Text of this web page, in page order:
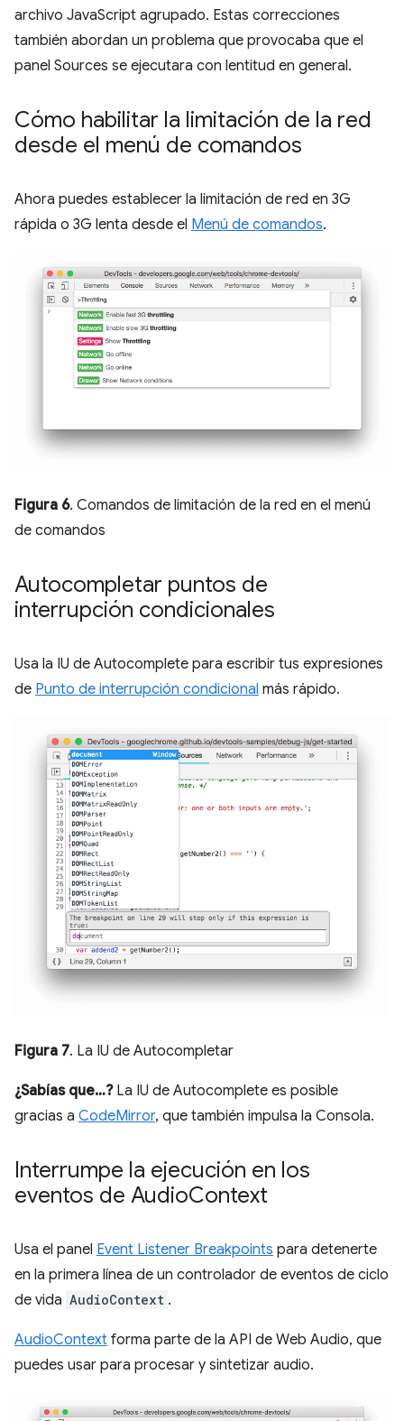
archivo JavaScript agrupado. Estas correcciones
también abordan un problema que provocaba que el
panel Sources se ejecutara con lentitud en general.
Cómo habilitar la limitación de la red
desde el menú de comandos
Ahora puedes establecer la limitación de red en 3G
rápida o 3G lenta desde el Menú de comandos.
Figura 6. Comandos de limitación de la red en el menú
de comandos
Autocompletar puntos de
interrupción condicionales
Usa la IU de Autocomplete para escribir tus expresiones
de Punto de interrupción condicional más rápido.
Figura 7. La IU de Autocompletar
¿Sabías que…?La IU de Autocomplete es posible
gracias a CodeMirror, que también impulsa la Consola.
Interrumpe la ejecución en los
eventos de AudioContext
Usa el panel Event Listener Breakpoints para detenerte
en la primera línea de un controlador de eventos de ciclo
de vida AudioContext .
AudioContext forma parte de la API de Web Audio, que
puedes usar para procesar y sintetizar audio.